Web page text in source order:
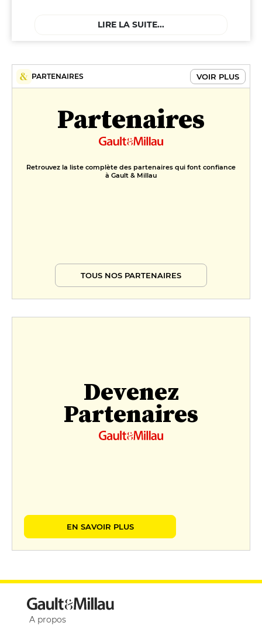
acier inoxydable, le thermomètre offre une lecture
volaille dorée ou des pâtisseries délicates, le
thermomètre de cuisson devient votre guide infaillible
LIRE LA SUITE...
PARTENAIRES VOIR PLUS
Partenaires
Retrouvez la liste complète des partenaires qui font confiance
à Gault & Millau
TOUS NOS PARTENAIRES
Devenez
Partenaires
EN SAVOIR PLUS
A propos